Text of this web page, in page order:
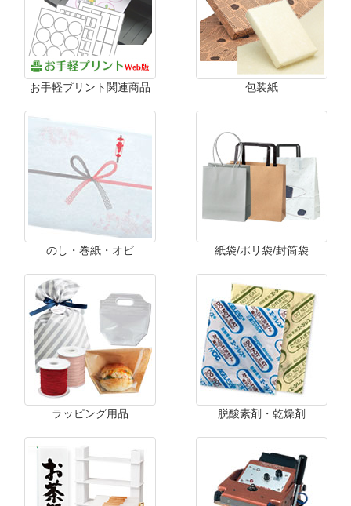
お手軽プリント関連商品 包装紙
のし・巻紙・オビ 紙袋/ポリ袋/封筒袋
ラッピング用品 脱酸素剤・乾燥剤